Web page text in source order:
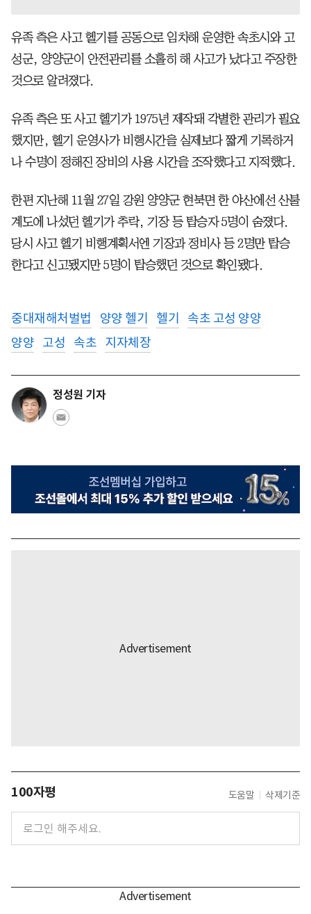
유족 측은 사고 헬기를 공동으로 임차해 운영한 속초시와 고
성군, 양양군이 안전관리를 소홀히 해 사고가 났다고 주장한
것으로 알려졌다.
유족 측은 또 사고 헬기가 1975년 제작돼 각별한 관리가 필요
했지만, 헬기 운영사가 비행시간을 실제보다 짧게 기록하거
나 수명이 정해진 장비의 사용 시간을 조작했다고 지적했다.
한편 지난해 11월 27일 강원 양양군 현북면 한 야산에선 산불
계도에 나섰던 헬기가 추락, 기장 등 탑승자 5명이 숨졌다.
당시 사고 헬기 비행계획서엔 기장과 정비사 등 2명만 탑승
한다고 신고됐지만 5명이 탑승했던 것으로 확인됐다.
중대재해처벌법 양양 헬기 헬기
속초 고성 양양
양양 고성 속초 지자체장
정성원 기자
100자평 도움말 삭제기준